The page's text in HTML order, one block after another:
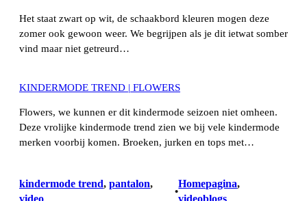
Het staat zwart op wit, de schaakbord kleuren mogen deze
zomer ook gewoon weer. We begrijpen als je dit ietwat somber
vind maar niet getreurd…
KINDERMODE TREND | FLOWERS
Flowers, we kunnen er dit kindermode seizoen niet omheen.
Deze vrolijke kindermode trend zien we bij vele kindermode
merken voorbij komen. Broeken, jurken en tops met…
kindermode trend, pantalon
video
•
Homepagina
videoblogs